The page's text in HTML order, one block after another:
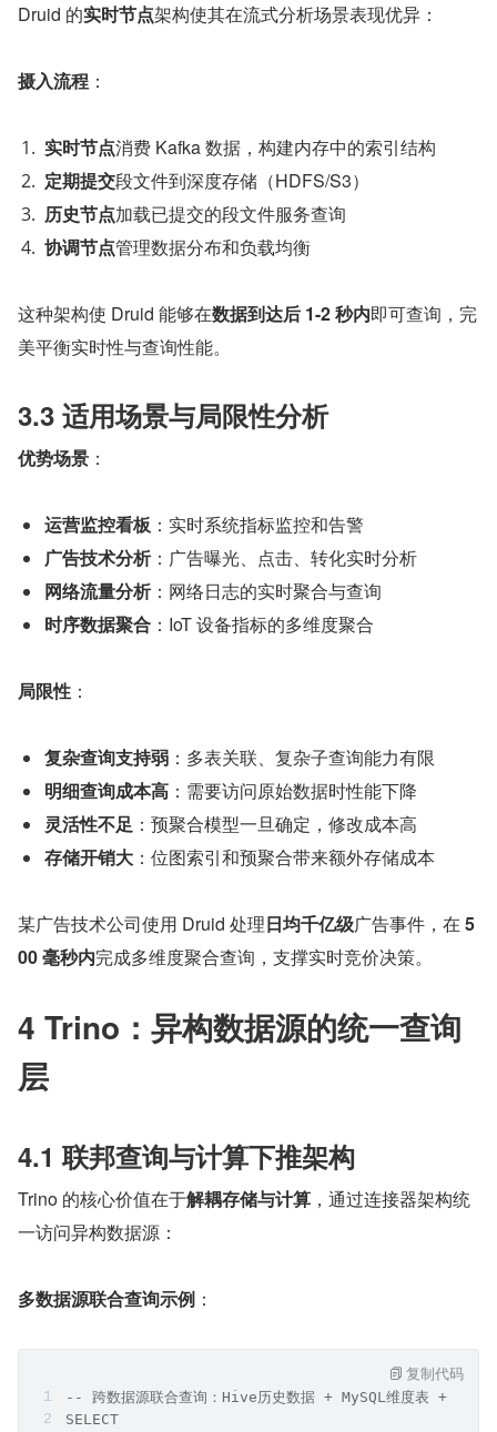
Druid 的实时节点架构使其在流式分析场景表现优异：
摄入流程 ：
实时节点消费 Kafka 数据，构建内存中的索引结构
定期提交段文件到深度存储（HDFS/S3）
历史节点加载已提交的段文件服务查询
协调节点管理数据分布和负载均衡
这种架构使 Druid 能够在数据到达后 1-2 秒内即可查询，完
美平衡实时性与查询性能。
3.3 适用场景与局限性分析
优势场景 ：
运营监控看板 ：实时系统指标监控和告警
广告技术分析：广告曝光、点击、转化实时分析
网络流量分析：网络日志的实时聚合与查询
时序数据聚合 ：IoT 设备指标的多维度聚合
局限性 ：
复杂查询支持弱 ：多表关联、复杂子查询能力有限
明细查询成本高 ：需要访问原始数据时性能下降
灵活性不足 ：预聚合模型一旦确定，修改成本高
存储开销大 ：位图索引和预聚合带来额外存储成本
某广告技术公司使用 Druid 处理日均千亿级广告事件，在 5
00 毫秒内完成多维度聚合查询，支撑实时竞价决策。
4 Trino：异构数据源的统一查询
层
4.1 联邦查询与计算下推架构
Trino 的核心价值在于解耦存储与计算 ，通过连接器架构统
一访问异构数据源：
多数据源联合查询示例 ：
-- 跨数据源联合查询：Hive历史数据 + MySQL维度表 +
SELECT
复制代码